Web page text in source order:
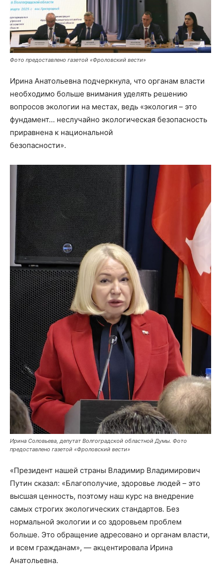
Фото предоставлено газетой «Фроловский вести»
Ирина Анатольевна подчеркнула, что органам власти
необходимо больше внимания уделять решению
вопросов экологии на местах, ведь «экология – это
фундамент… неслучайно экологическая безопасность
приравнена к национальной
безопасности».
Ирина Соловьева, депутат Волгоградской областной Думы. Фото
предоставлено газетой «Фроловский вести»
«Президент нашей страны Владимир Владимирович
Путин сказал: «Благополучие, здоровье людей – это
высшая ценность, поэтому наш курс на внедрение
самых строгих экологических стандартов. Без
нормальной экологии и со здоровьем проблем
больше. Это обращение адресовано и органам власти,
и всем гражданам», — акцентировала Ирина
Анатольевна.